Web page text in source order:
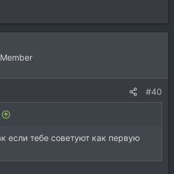
#40
если тебе советуют как первую